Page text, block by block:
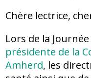
Chère lectrice,
Lors de la
présidente de la
Amherd, les